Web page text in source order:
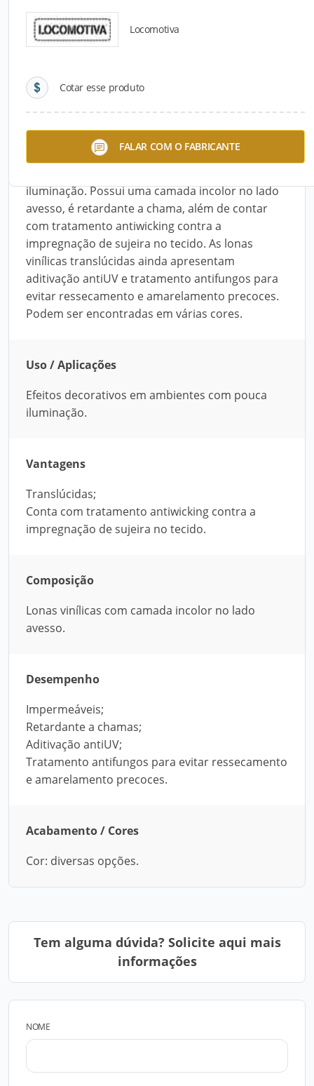
Locomotiva
Cotar esse produto
FALAR COM O FABRICANTE
Detalhes do produto
Descrição do Produto
A Night & Day Backlight é uma lona vinílica
translúcida impermeável indicadas para efeitos
iluminação. Possui uma camada incolor no lado
avesso, é retardante a chama, além de contar
com tratamento antiwicking contra a
impregnação de sujeira no tecido. As lonas
vinílicas translúcidas ainda apresentam
aditivação antiUV e tratamento antifungos para
evitar ressecamento e amarelamento precoces.
Podem ser encontradas em várias cores.
Uso / Aplicações
Efeitos decorativos em ambientes com pouca
iluminação.
Vantagens
Translúcidas;
Conta com tratamento antiwicking contra a
impregnação de sujeira no tecido.
Composição
Lonas vinílicas com camada incolor no lado
avesso.
Desempenho
Impermeáveis;
Retardante a chamas;
Aditivação antiUV;
Tratamento antifungos para evitar ressecamento
e amarelamento precoces.
Acabamento / Cores
Cor: diversas opções.
Tem alguma dúvida? Solicite aqui mais
informações
NOME